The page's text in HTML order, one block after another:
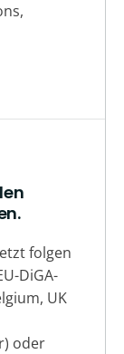
folgen
DiGA-
UK
oder